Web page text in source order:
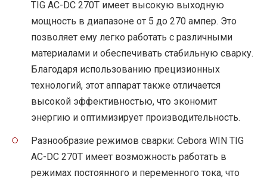
TIG AC-DC 270T имеет высокую выходную
мощность в диапазоне от 5 до 270 ампер. Это
позволяет ему легко работать с различными
материалами и обеспечивать стабильную сварку.
Благодаря использованию прецизионных
технологий, этот аппарат также отличается
высокой эффективностью, что экономит
энергию и оптимизирует производительность.
Разнообразие режимов сварки: Cebora WIN TIG
AC-DC 270T имеет возможность работать в
режимах постоянного и переменного тока, что